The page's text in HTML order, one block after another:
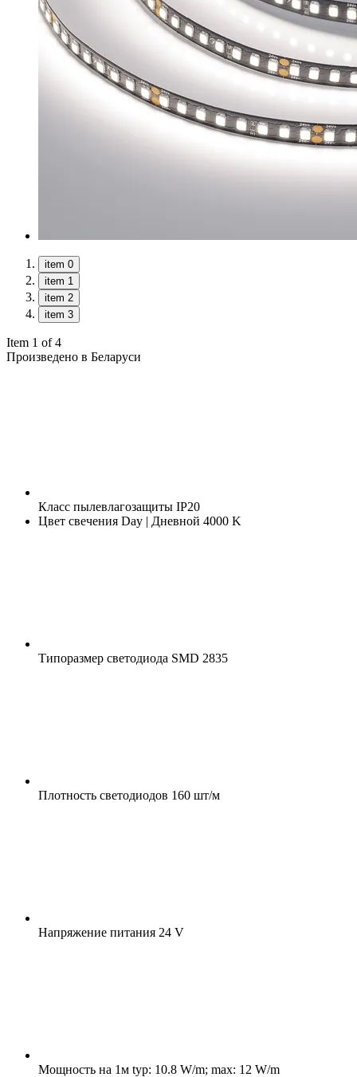
item 0
item 1
item 2
item 3
Item 1 of 4
Произведено в Беларуси
Класс пылевлагозащиты IP20
Цвет свечения Day | Дневной 4000 K
Типоразмер светодиода SMD 2835
Плотность светодиодов 160 шт/м
Напряжение питания 24 V
Мощность на 1м typ: 10.8 W/m; max: 12 W/m